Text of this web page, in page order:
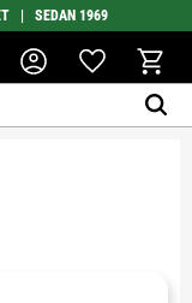
| SEDAN 1969
Favoriter